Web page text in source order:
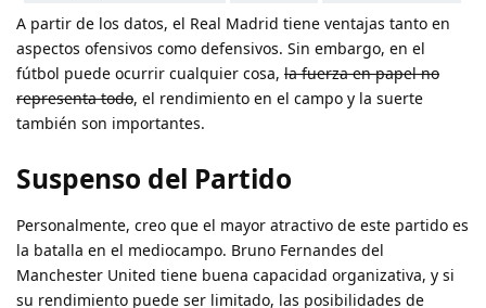
A partir de los datos, el Real Madrid tiene ventajas tanto en
aspectos ofensivos como defensivos. Sin embargo, en el
fútbol puede ocurrir cualquier cosa, la fuerza en papel no
representa todo, el rendimiento en el campo y la suerte
también son importantes.
Suspenso del Partido
Personalmente, creo que el mayor atractivo de este partido es
la batalla en el mediocampo. Bruno Fernandes del
Manchester United tiene buena capacidad organizativa, y si
su rendimiento puede ser limitado, las posibilidades de